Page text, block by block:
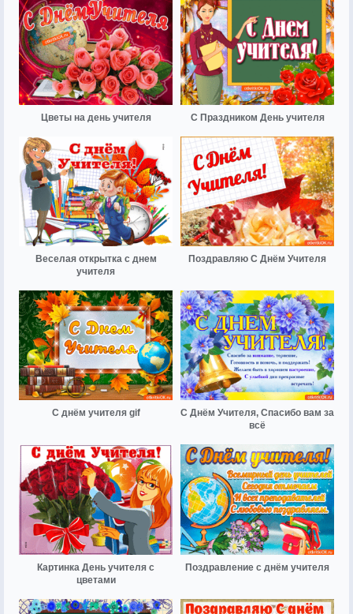
Цветы на день учителя С Праздником День учителя
Веселая открытка с днем
учителя
Поздравляю С Днём Учителя
С днём учителя gif
С Днём Учителя, Спасибо вам за
всё
Картинка День учителя с
цветами
Поздравление с днём учителя